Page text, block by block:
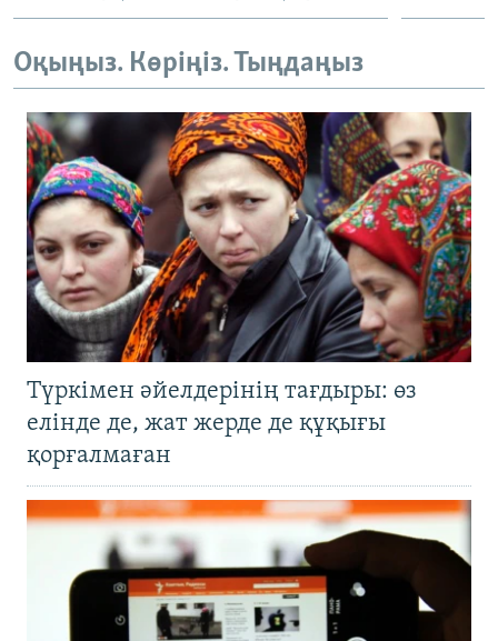
Оқыңыз. Көріңіз. Тыңдаңыз
Түркімен әйелдерінің тағдыры: өз
елінде де, жат жерде де құқығы
қорғалмаған